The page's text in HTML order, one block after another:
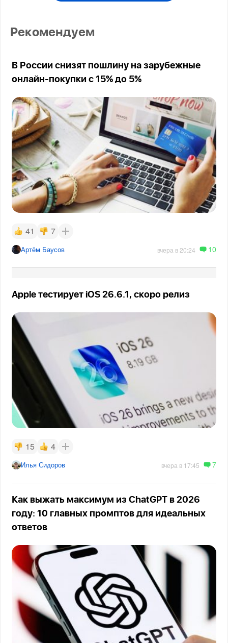
Рекомендуем
В России снизят пошлину на зарубежные
онлайн-покупки с 15% до 5%
41 7
Артём Баусов вчера в 20:24 10
Apple тестирует iOS 26.6.1, скоро релиз
15 4
Илья Сидоров вчера в 17:45 7
Как выжать максимум из ChatGPT в 2026
году: 10 главных промптов для идеальных
ответов